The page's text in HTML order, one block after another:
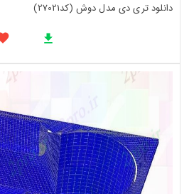
دانلود تری دی مدل دوش (کد27021)